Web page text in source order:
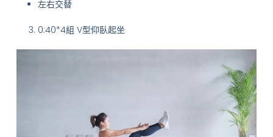
左右交替
0:40*4組 V型仰臥起坐